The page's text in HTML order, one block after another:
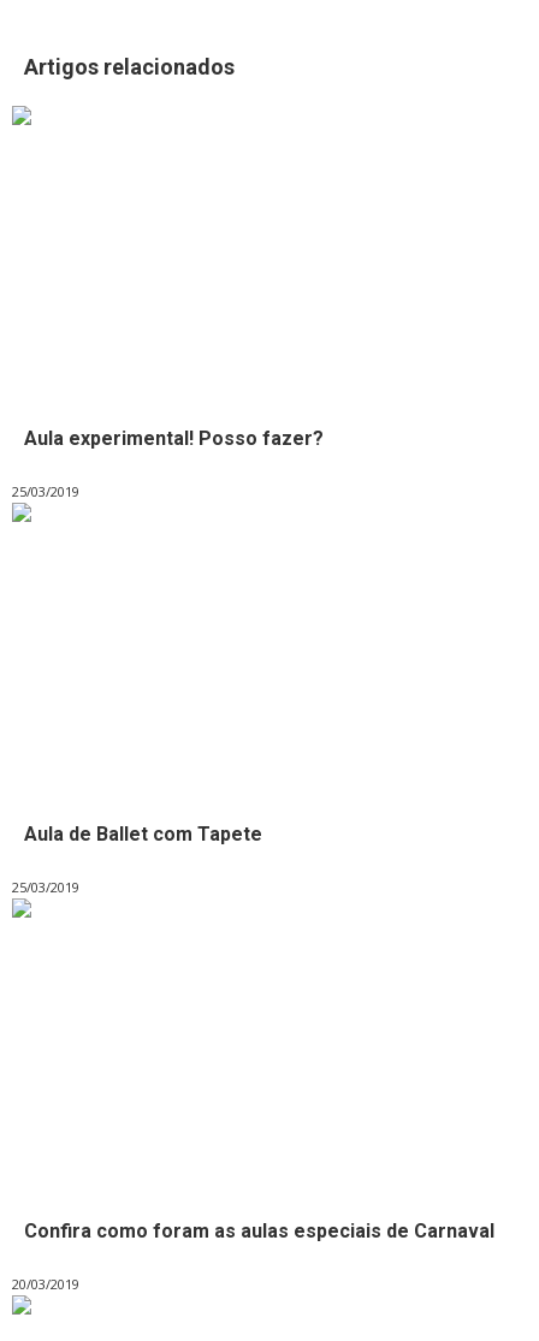
Artigos relacionados
Aula experimental! Posso fazer?
25/03/2019
Aula de Ballet com Tapete
25/03/2019
Confira como foram as aulas especiais de Carnaval
20/03/2019